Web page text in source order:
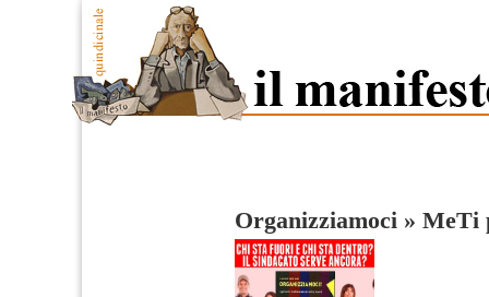
Organizziamoci » MeTi